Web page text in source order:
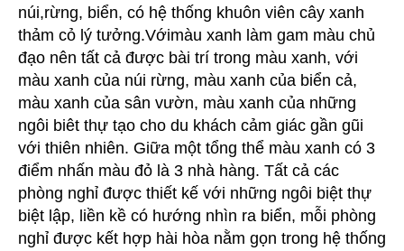
núi,rừng, biển, có hệ thống khuôn viên cây xanh
thảm cỏ lý tưởng.Vớimàu xanh làm gam màu chủ
đạo nên tất cả được bài trí trong màu xanh, với
màu xanh của núi rừng, màu xanh của biển cả,
màu xanh của sân vườn, màu xanh của những
ngôi biêt thự tạo cho du khách cảm giác gần gũi
với thiên nhiên. Giữa một tổng thể màu xanh có 3
điểm nhấn màu đỏ là 3 nhà hàng. Tất cả các
phòng nghỉ được thiết kế với những ngôi biệt thự
biệt lập, liền kề có hướng nhìn ra biển, mỗi phòng
nghỉ được kết hợp hài hòa nằm gọn trong hệ thống